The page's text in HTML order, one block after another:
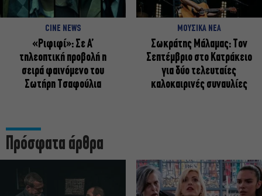
CINE NEWS
«Ριφιφί»: Σε Α’
τηλεοπτική προβολή η
σειρά φαινόμενο του
Σωτήρη Τσαφούλια
ΜΟΥΣΙΚΑ ΝΕΑ
Σωκράτης Μάλαμας: Τον
Σεπτέμβριο στο Κατράκειο
για δύο τελευταίες
καλοκαιρινές συναυλίες
Πρόσφατα άρθρα